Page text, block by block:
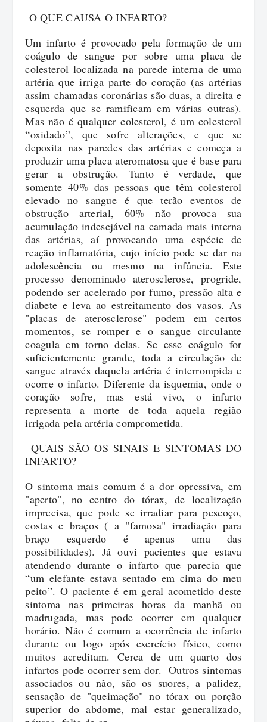
O QUE CAUSA O INFARTO?
Um infarto é provocado pela formação de um
coágulo de sangue por sobre uma placa de
colesterol localizada na parede interna de uma
artéria que irriga parte do coração (as artérias
assim chamadas coronárias são duas, a direita e
esquerda que se ramificam em várias outras).
Mas não é qualquer colesterol, é um colesterol
“oxidado”, que sofre alterações, e que se
deposita nas paredes das artérias e começa a
produzir uma placa ateromatosa que é base para
gerar a obstrução. Tanto é verdade, que
somente 40% das pessoas que têm colesterol
elevado no sangue é que terão eventos de
obstrução arterial, 60% não provoca sua
acumulação indesejável na camada mais interna
das artérias, aí provocando uma espécie de
reação inflamatória, cujo início pode se dar na
adolescência ou mesmo na infância. Este
processo denominado aterosclerose, progride,
podendo ser acelerado por fumo, pressão alta e
diabete e leva ao estreitamento dos vasos. As
"placas de aterosclerose" podem em certos
momentos, se romper e o sangue circulante
coagula em torno delas. Se esse coágulo for
suficientemente grande, toda a circulação de
sangue através daquela artéria é interrompida e
ocorre o infarto. Diferente da isquemia, onde o
coração sofre, mas está vivo, o infarto
representa a morte de toda aquela região
irrigada pela artéria comprometida.
QUAIS SÃO OS SINAIS E SINTOMAS DO
INFARTO?
O sintoma mais comum é a dor opressiva, em
"aperto", no centro do tórax, de localização
imprecisa, que pode se irradiar para pescoço,
costas e braços ( a "famosa" irradiação para
braço esquerdo é apenas uma das
possibilidades). Já ouvi pacientes que estava
atendendo durante o infarto que parecia que
“um elefante estava sentado em cima do meu
peito”. O paciente é em geral acometido deste
sintoma nas primeiras horas da manhã ou
madrugada, mas pode ocorrer em qualquer
horário. Não é comum a ocorrência de infarto
durante ou logo após exercício físico, como
muitos acreditam. Cerca de um quarto dos
infartos pode ocorrer sem dor. Outros sintomas
associados ou não, são os suores, a palidez,
sensação de "queimação" no tórax ou porção
superior do abdome, mal estar generalizado,